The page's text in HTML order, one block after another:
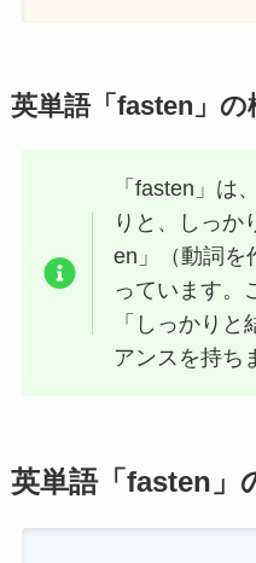
英単語「fasten」の
「fasten」は
りと、しっか
en」（動詞を
っています。
「しっかり
アンスを持ち
英単語「fasten」